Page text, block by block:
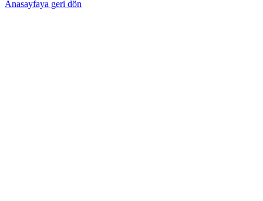
Anasayfaya geri dön